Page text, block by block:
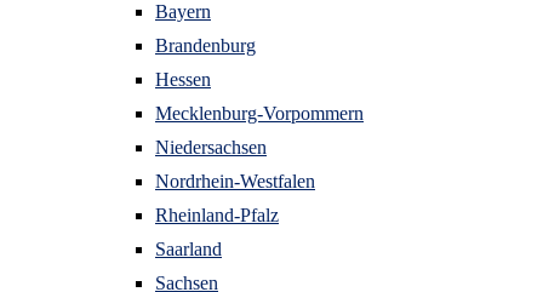
Bayern
Brandenburg
Hessen
Mecklenburg-Vorpommern
Niedersachsen
Nordrhein-Westfalen
Rheinland-Pfalz
Saarland
Sachsen